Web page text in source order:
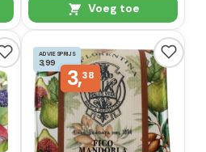
Voeg toe
ADVIESPRIJS
3,99
3,38